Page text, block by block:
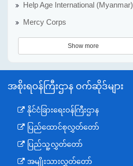
Help Age International (Myanmar)
Mercy Corps
Show more
အစိုးရဝန်ကြီးဌာန ဝက်ဆိုဒ်များ
နိုင်ငံခြားရေးဝန်ကြီးဌာန
ပြည်ထောင်စုလွှတ်တော်
ပြည်သူ့လွှတ်တော်
အမျိုးသားလွှတ်တော်